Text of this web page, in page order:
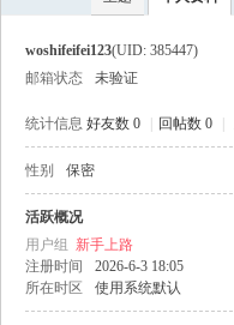
woshifeifei123(UID: 385447)
邮箱状态
未验证
统计信息 好友数 0 回帖数 0
性别 保密
活跃概况
用户组 新手上路
注册时间
2026-6-3 18:05
所在时区
使用系统默认